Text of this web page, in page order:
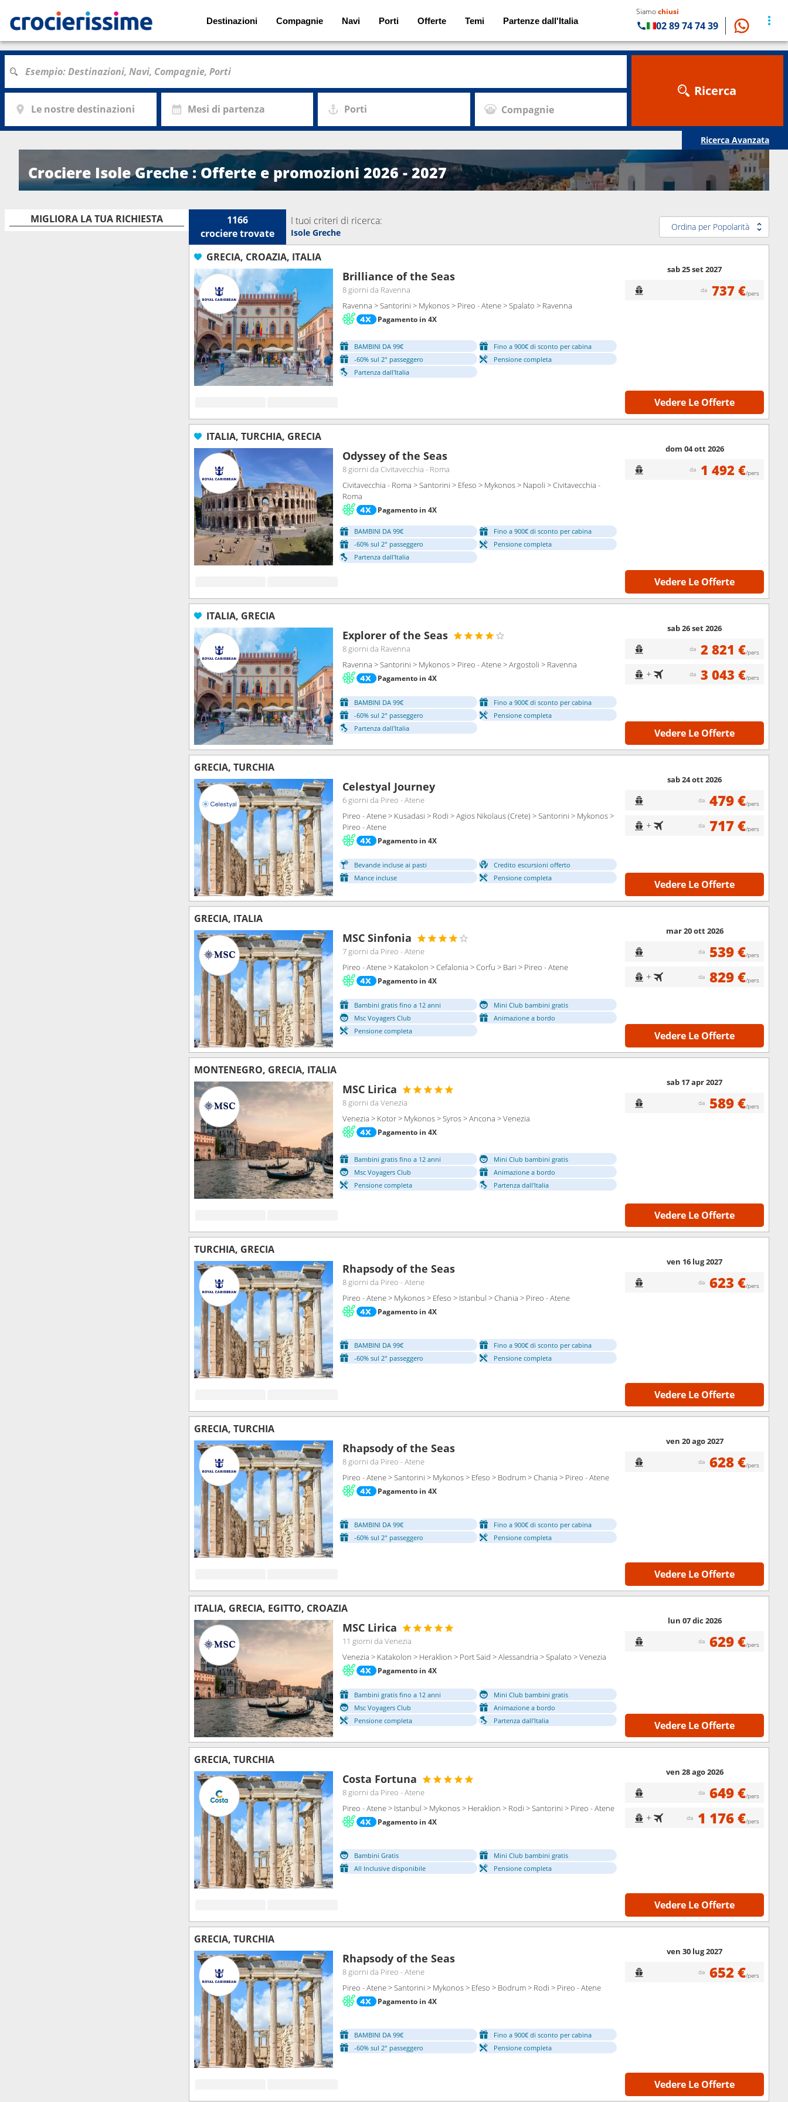
Destinazioni Compagnie Navi Porti Offerte Temi Partenze dall'Italia
Siamochiusi
02 89 74 74 39
Le nostre destinazioni Mesi di partenza Porti Compagnie
Ricerca
Ricerca Avanzata
Crociere Isole Greche : Offerte e promozioni 2026 - 2027
MIGLIORA LA TUA RICHIESTA
1166
crocieretrovate
I tuoi criteri di ricerca:
Isole Greche
Ordina per Popolarità
GRECIA, CROAZIA, ITALIA
Brilliance of the Seas
8 giorni da Ravenna
Ravenna > Santorini > Mykonos > Pireo - Atene > Spalato > Ravenna
Pagamento in 4X
BAMBINI DA 99€
Fino a 900€ di sconto per cabina
-60% sul 2° passeggero
Pensione completa
Partenza dall'Italia
sab 25 set 2027
da 737 €/pers
Vedere Le Offerte
ITALIA, TURCHIA, GRECIA
Odyssey of the Seas
8 giorni da Civitavecchia - Roma
Civitavecchia - Roma > Santorini > Efeso > Mykonos > Napoli > Civitavecchia -
Roma
Pagamento in 4X
BAMBINI DA 99€
Fino a 900€ di sconto per cabina
-60% sul 2° passeggero
Pensione completa
Partenza dall'Italia
dom 04 ott 2026
da 1 492 €/pers
Vedere Le Offerte
ITALIA, GRECIA
Explorer of the Seas
8 giorni da Ravenna
Ravenna > Santorini > Mykonos > Pireo - Atene > Argostoli > Ravenna
Pagamento in 4X
BAMBINI DA 99€
Fino a 900€ di sconto per cabina
-60% sul 2° passeggero
Pensione completa
Partenza dall'Italia
sab 26 set 2026
da 2 821 €/pers
+ da 3 043 €/pers
Vedere Le Offerte
GRECIA, TURCHIA
Celestyal Journey
6 giorni da Pireo - Atene
Pireo - Atene > Kusadasi > Rodi > Agios Nikolaus (Crete) > Santorini > Mykonos >
Pireo - Atene
Pagamento in 4X
Bevande incluse ai pasti
Credito escursioni offerto
Mance incluse
Pensione completa
sab 24 ott 2026
da 479 €/pers
+ da 717 €/pers
Vedere Le Offerte
GRECIA, ITALIA
MSC Sinfonia
7 giorni da Pireo - Atene
Pireo - Atene > Katakolon > Cefalonia > Corfu > Bari > Pireo - Atene
Pagamento in 4X
Bambini gratis fino a 12 anni
Mini Club bambini gratis
Msc Voyagers Club
Animazione a bordo
Pensione completa
mar 20 ott 2026
da 539 €/pers
+ da 829 €/pers
Vedere Le Offerte
MONTENEGRO, GRECIA, ITALIA
MSC Lirica
8 giorni da Venezia
Venezia > Kotor > Mykonos > Syros > Ancona > Venezia
Pagamento in 4X
Bambini gratis fino a 12 anni
Mini Club bambini gratis
Msc Voyagers Club
Animazione a bordo
Pensione completa
Partenza dall'Italia
sab 17 apr 2027
da 589 €/pers
Vedere Le Offerte
TURCHIA, GRECIA
Rhapsody of the Seas
8 giorni da Pireo - Atene
Pireo - Atene > Mykonos > Efeso > Istanbul > Chania > Pireo - Atene
Pagamento in 4X
BAMBINI DA 99€
Fino a 900€ di sconto per cabina
-60% sul 2° passeggero
Pensione completa
ven 16 lug 2027
da 623 €/pers
Vedere Le Offerte
GRECIA, TURCHIA
Rhapsody of the Seas
8 giorni da Pireo - Atene
Pireo - Atene > Santorini > Mykonos > Efeso > Bodrum > Chania > Pireo - Atene
Pagamento in 4X
BAMBINI DA 99€
Fino a 900€ di sconto per cabina
-60% sul 2° passeggero
Pensione completa
ven 20 ago 2027
da 628 €/pers
Vedere Le Offerte
ITALIA, GRECIA, EGITTO, CROAZIA
MSC Lirica
11 giorni da Venezia
Venezia > Katakolon > Heraklion > Port Said > Alessandria > Spalato > Venezia
Pagamento in 4X
Bambini gratis fino a 12 anni
Mini Club bambini gratis
Msc Voyagers Club
Animazione a bordo
Pensione completa
Partenza dall'Italia
lun 07 dic 2026
da 629 €/pers
Vedere Le Offerte
GRECIA, TURCHIA
Costa Fortuna
8 giorni da Pireo - Atene
Pireo - Atene > Istanbul > Mykonos > Heraklion > Rodi > Santorini > Pireo - Atene
Pagamento in 4X
Bambini Gratis
Mini Club bambini gratis
All Inclusive disponibile
Pensione completa
ven 28 ago 2026
da 649 €/pers
+ da 1 176 €/pers
Vedere Le Offerte
GRECIA, TURCHIA
Rhapsody of the Seas
8 giorni da Pireo - Atene
Pireo - Atene > Santorini > Mykonos > Efeso > Bodrum > Rodi > Pireo - Atene
Pagamento in 4X
BAMBINI DA 99€
Fino a 900€ di sconto per cabina
-60% sul 2° passeggero
Pensione completa
ven 30 lug 2027
da 652 €/pers
Vedere Le Offerte